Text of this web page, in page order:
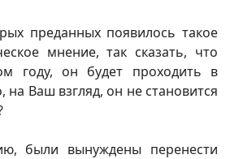
преданных появилось такое
мнение, так сказать, что
году, он будет проходить в
на Ваш взгляд, он не становится
были вынуждены перенести